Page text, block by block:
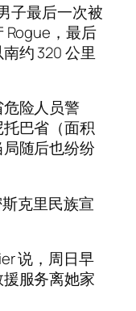
子最后一次被
Rogue，最后
约 320 公里
险人员警
巴省（面积
随后也纷纷
克里民族宣
说，周日早
服务离她家